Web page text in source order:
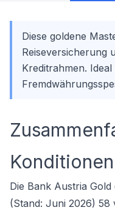
Diese goldene
Reiseversicherung
Kreditrahmen.
Die Bank Austria
(Stand: Juni 2026) 58